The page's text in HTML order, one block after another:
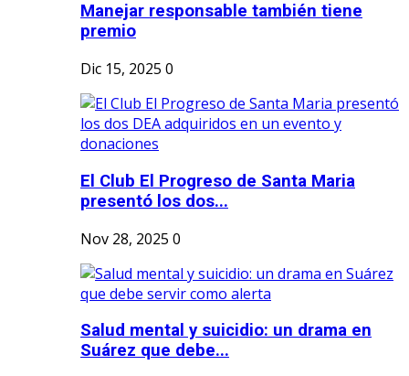
Manejar responsable también tiene
premio
Dic 15, 2025 0
El Club El Progreso de Santa Maria
presentó los dos...
Nov 28, 2025 0
Salud mental y suicidio: un drama en
Suárez que debe...